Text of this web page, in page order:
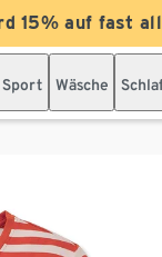
15% auf fast
Sport Wäsche